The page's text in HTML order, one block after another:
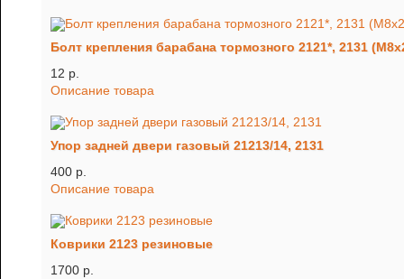
Болт крепления барабана тормозного 2121*, 2131
12 p.
Описание товара
Упор задней двери газовый 21213/14, 2131
400 p.
Описание товара
Коврики 2123 резиновые
1700 p.